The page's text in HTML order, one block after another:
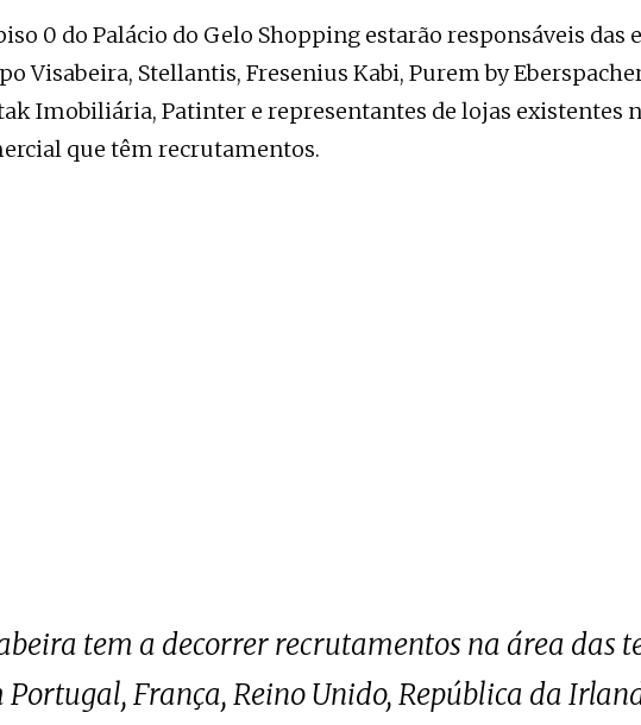
0 do Palácio do Gelo Shopping estarão responsáveis das
Visabeira, Stellantis, Fresenius Kabi, Purem by
Imobiliária, Patinter e representantes de lojas existentes
que têm recrutamentos.
tem a decorrer recrutamentos na área das
Portugal, França, Reino Unido, República da